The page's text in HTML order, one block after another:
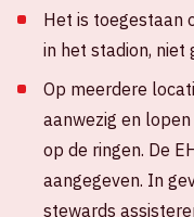
Het is toegestaan
in het stadion,
Op meerdere
aanwezig en
op de ringen. De
aangegeven. In
stewards